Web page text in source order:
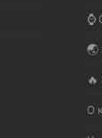
⌚
🌏
🔥
О